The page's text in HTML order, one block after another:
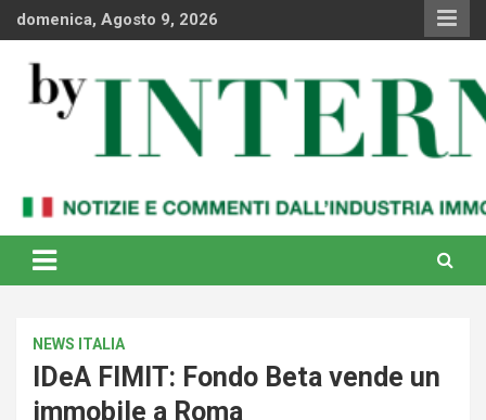
Skipdomenica, Agosto 9, 2026
By Internews
internazionale
NEWS ITALIA
IDeA FIMIT: Fondo Beta vende un
immobile a Roma